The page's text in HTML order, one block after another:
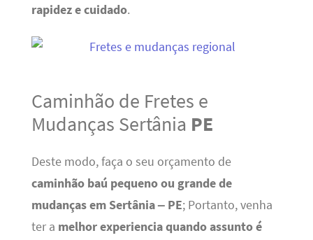
rapidez e cuidado.
Caminhão de Fretes e
Mudanças Sertânia PE
Deste modo, faça o seu orçamento de
caminhão baú pequeno ou grande de
mudanças em Sertânia – PE; Portanto, venha
ter a melhor experiencia quando assunto é